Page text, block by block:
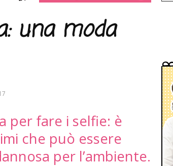
una moda
per fare i selfie: è
che può essere
per l’ambiente.